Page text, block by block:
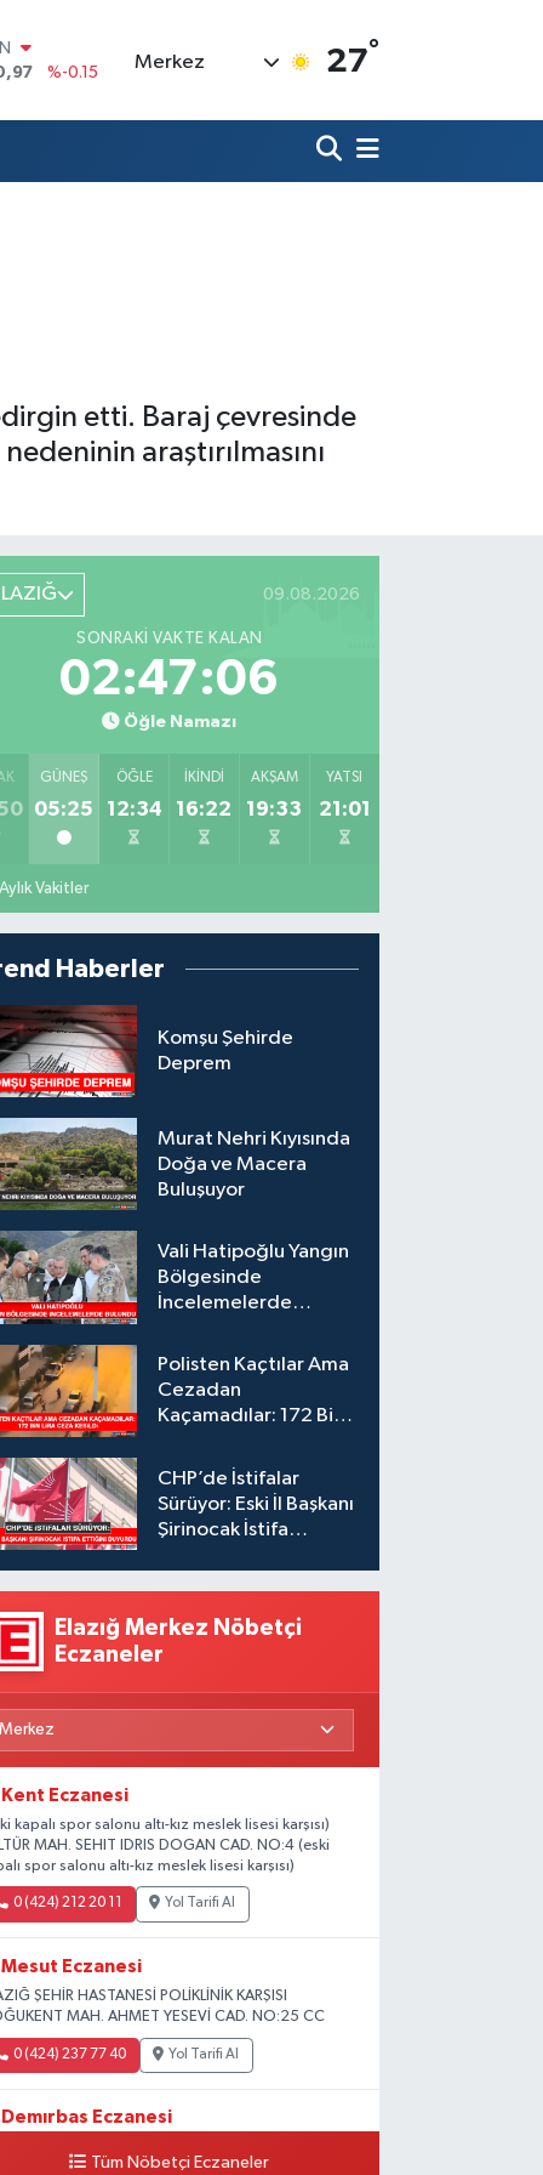
%0.18
%0.32
Merkez 27°
etti. Baraj çevresinde
araştırılmasını
09.08.2026
SONRAKI VAKTE KALAN
02:47:04
Öğle Namazı
GÜNEŞ
05:25
ÖĞLE
12:34
İKINDI
16:22
AKŞAM
19:33
YATSI
21:01
Aylık Vakitler
Haberler
Komşu Şehirde
Deprem
Murat Nehri Kıyısında
Doğa ve Macera
Buluşuyor
Vali Hatipoğlu Yangın
Bölgesinde
İncelemelerde
Polisten Kaçtılar Ama
Cezadan
Kaçamadılar: 172 Bin
CHP’de İstifalar
Sürüyor: Eski İl Başkanı
Şirinocak İstifa
Elazığ Merkez Nöbetçi
Eczaneler
Kent Eczanesi
kapalı spor salonu altı-kız meslek lisesi karşısı)
MAH. SEHIT IDRIS DOGAN CAD. NO:4 (eski
spor salonu altı-kız meslek lisesi karşısı)
0 (424) 212 20 11 Yol Tarifi Al
Mesut Eczanesi
ŞEHİR HASTANESİ POLİKLİNİK KARŞISI
MAH. AHMET YESEVİ CAD. NO:25 CC
0 (424) 237 77 40 Yol Tarifi Al
Demırbas Eczanesi
Tüm Nöbetçi Eczaneler